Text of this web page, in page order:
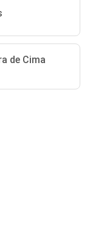
de Cima